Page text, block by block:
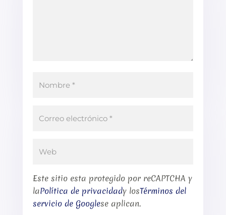
Este sitio esta protegido por reCAPTCHA y
laPolítica de privacidady losTérminos del
servicio de Googlese aplican.